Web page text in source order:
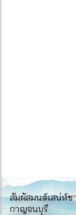
สัมผัสมนต์เสน่ห์ช
กาญจนบุรี